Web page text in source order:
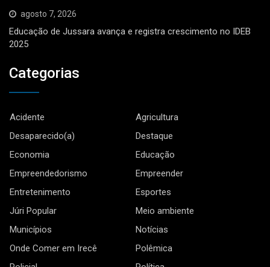
agosto 7, 2026
Educação de Jussara avança e registra crescimento no IDEB
2025
Categorias
Acidente
Agricultura
Desaparecido(a)
Destaque
Economia
Educação
Empreendedorismo
Empreender
Entretenimento
Esportes
Júri Popular
Meio ambiente
Municípios
Notícias
Onde Comer em Irecê
Polêmica